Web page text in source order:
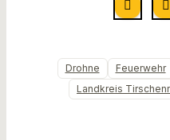
Drohne Feuerwehr
Landkreis